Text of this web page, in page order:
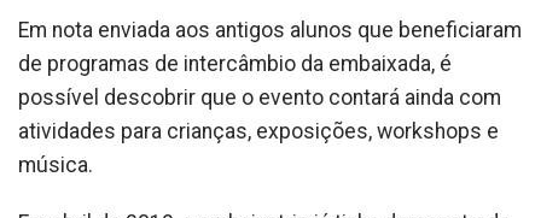
Em nota enviada aos antigos alunos que beneficiaram
de programas de intercâmbio da embaixada, é
possível descobrir que o evento contará ainda com
atividades para crianças, exposições, workshops e
música.